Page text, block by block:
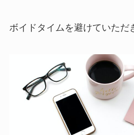
ボイドタイムを避けていただ